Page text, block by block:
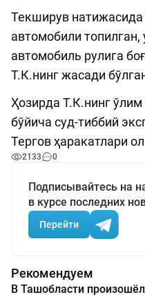
Текширув
автомобили
автомобиль рулига
Т.К.нинг жасади
Ҳозирда Т.К.нинг
бўйича суд-тиббий
Тергов ҳаракатлари
2133 0
Подписывайтесь на
в курсе последних
Перейти
Рекомендуем
В Ташобласти